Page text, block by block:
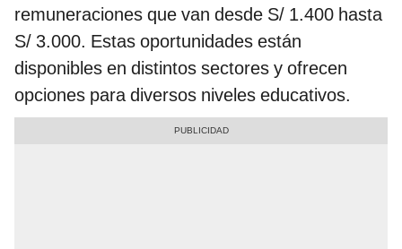
remuneraciones que van desde S/ 1.400 hasta
S/ 3.000. Estas oportunidades están
disponibles en distintos sectores y ofrecen
opciones para diversos niveles educativos.